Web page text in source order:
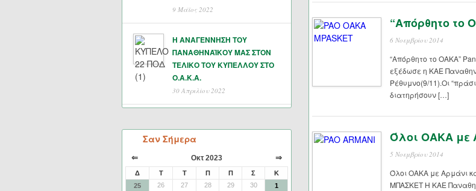
9 Μάϊος 2022
Η ΑΝΑΓΕΝΝΗΣΗ ΤΟΥ
ΠΑΝΑΘΗΝΑΪΚΟΥ ΜΑΣ ΣΤΟΝ
ΤΕΛΙΚΟ ΤΟΥ ΚΥΠΕΛΛΟΥ ΣΤΟ
Ο.Α.Κ.Α.
30 Απριλίου 2022
Σαν Σήμερα
⇐ Οκτ 2023 ⇒
Δ Τ Τ Π Π Σ
Κ
25
26 27 28 29 30
1
“Απόρθητο το
6 Νοεμβρίου 2014
“Απόρθητο το ΟΑΚΑ”
εξέδωσε η ΚΑΕ
Ρέθυμνο(9/11).Οι
διατηρήσουν […]
Όλοι ΟΑΚΑ με
5 Νοεμβρίου 2014
Όλοι ΟΑΚΑ με Αρμάνι
ΜΠΑΣΚΕΤ Η ΚΑΕ